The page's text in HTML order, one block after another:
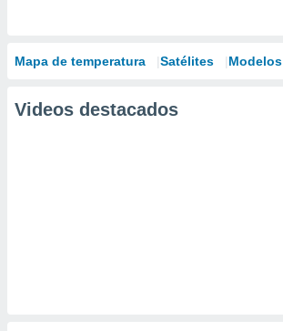
Mapa de temperatura Satélites Modelos
Videos destacados